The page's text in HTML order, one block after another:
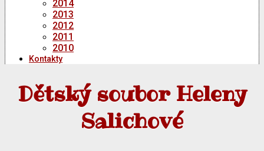
2014
2013
2012
2011
2010
Kontakty
Dětský soubor Heleny
Salichové